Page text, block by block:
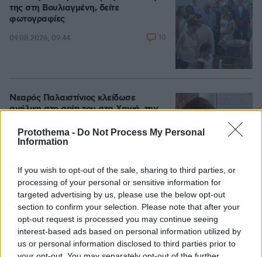
Protothema - Do Not Process My Personal
Information
If you wish to opt-out of the sale, sharing to third parties, or
processing of your personal or sensitive information for
targeted advertising by us, please use the below opt-out
section to confirm your selection. Please note that after your
opt-out request is processed you may continue seeing
interest-based ads based on personal information utilized by
us or personal information disclosed to third parties prior to
της στη Βουλιαγμένη, δείτε
φωτογραφίες
09.08.2026, 09:44 10
Νεαρός Παλαιστίνιος κλείδωσε
ανήλικη στο σπίτι του στα Χανιά, την
09.08.2026, 10:38 89
Η Σίσσυ Χρηστίδου φωτογραφήθηκε
με μονοκίνι σε παραλία στα Χανιά
09.08.2026, 13:45 13